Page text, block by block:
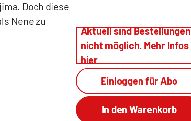
Doch diese
Nene zu
Aktuell sind Bestellungen
nicht möglich. Mehr Infos
hier
Einloggen für Abo